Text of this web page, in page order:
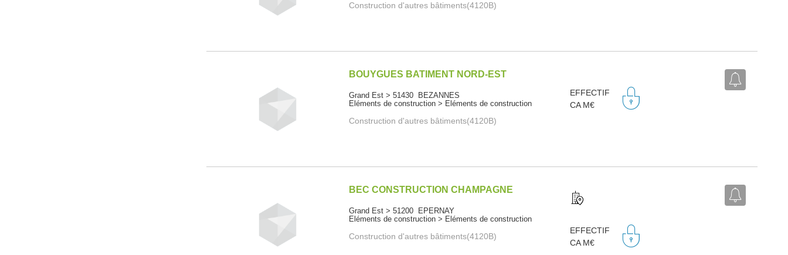
Construction d'autres bâtiments(4120B)
BOUYGUES BATIMENT NORD-EST
Grand Est > 51430 BEZANNES
Eléments de construction > Eléments de construction
Construction d'autres bâtiments(4120B)
EFFECTIF
CA M€
BEC CONSTRUCTION CHAMPAGNE
Grand Est > 51200 EPERNAY
Eléments de construction > Eléments de construction
Construction d'autres bâtiments(4120B)
EFFECTIF
CA M€